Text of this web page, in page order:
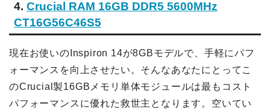
4. Crucial RAM 16GB DDR5 5600MHz
CT16G56C46S5
現在お使いのInspiron 14が8GBモデルで、手軽にパフ
ォーマンスを向上させたい。そんなあなたにとってこ
のCrucial製16GBメモリ単体モジュールは最もコスト
パフォーマンスに優れた救世主となります。空いてい